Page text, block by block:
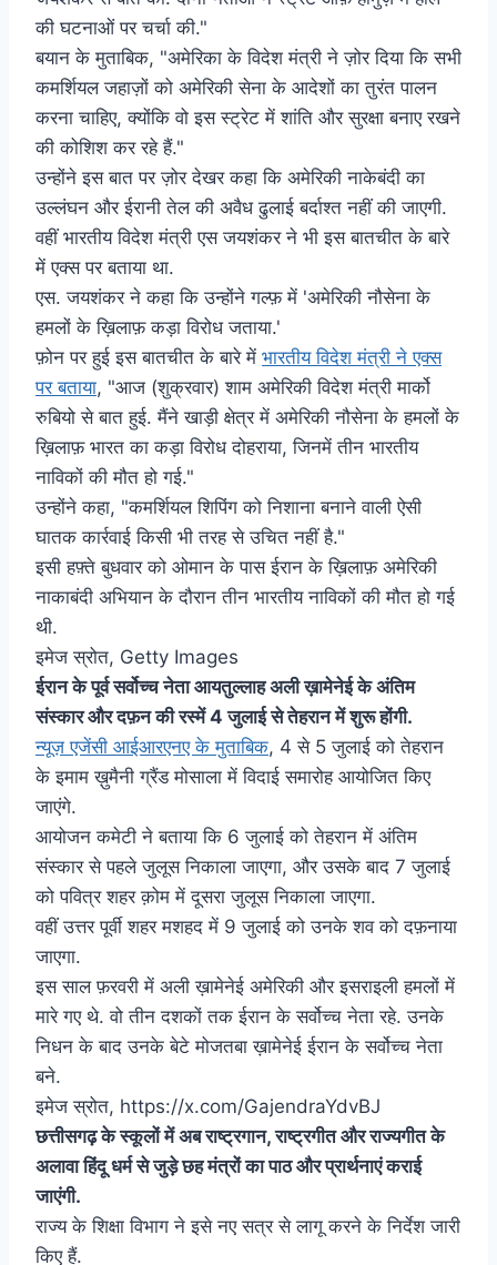
की घटनाओं पर चर्चा की."
बयान के मुताबिक, "अमेरिका के विदेश मंत्री ने ज़ोर दिया कि सभी
कमर्शियल जहाज़ों को अमेरिकी सेना के आदेशों का तुरंत पालन
करना चाहिए, क्योंकि वो इस स्ट्रेट में शांति और सुरक्षा बनाए रखने
की कोशिश कर रहे हैं."
उन्होंने इस बात पर ज़ोर देखर कहा कि अमेरिकी नाकेबंदी का
उल्लंघन और ईरानी तेल की अवैध ढुलाई बर्दाश्त नहीं की जाएगी.
वहीं भारतीय विदेश मंत्री एस जयशंकर ने भी इस बातचीत के बारे
में एक्स पर बताया था.
एस. जयशंकर ने कहा कि उन्होंने गल्फ़ में 'अमेरिकी नौसेना के
हमलों के ख़िलाफ़ कड़ा विरोध जताया.'
फ़ोन पर हुई इस बातचीत के बारे में भारतीय विदेश मंत्री ने एक्स
पर बताया, "आज (शुक्रवार) शाम अमेरिकी विदेश मंत्री मार्को
रुबियो से बात हुई. मैंने खाड़ी क्षेत्र में अमेरिकी नौसेना के हमलों के
ख़िलाफ़ भारत का कड़ा विरोध दोहराया, जिनमें तीन भारतीय
नाविकों की मौत हो गई."
उन्होंने कहा, "कमर्शियल शिपिंग को निशाना बनाने वाली ऐसी
घातक कार्रवाई किसी भी तरह से उचित नहीं है."
इसी हफ़्ते बुधवार को ओमान के पास ईरान के ख़िलाफ़ अमेरिकी
नाकाबंदी अभियान के दौरान तीन भारतीय नाविकों की मौत हो गई
थी.
इमेज स्रोत, Getty Images
ईरान के पूर्व सर्वोच्च नेता आयतुल्लाह अली ख़ामेनेई के अंतिम
संस्कार और दफ़न की रस्में 4 जुलाई से तेहरान में शुरू होंगी.
न्यूज़ एजेंसी आईआरएनए के मुताबिक, 4 से 5 जुलाई को तेहरान
के इमाम ख़ुमैनी ग्रैंड मोसाला में विदाई समारोह आयोजित किए
जाएंगे.
आयोजन कमेटी ने बताया कि 6 जुलाई को तेहरान में अंतिम
संस्कार से पहले जुलूस निकाला जाएगा, और उसके बाद 7 जुलाई
को पवित्र शहर क़ोम में दूसरा जुलूस निकाला जाएगा.
वहीं उत्तर पूर्वी शहर मशहद में 9 जुलाई को उनके शव को दफ़नाया
जाएगा.
इस साल फ़रवरी में अली ख़ामेनेई अमेरिकी और इसराइली हमलों में
मारे गए थे. वो तीन दशकों तक ईरान के सर्वोच्च नेता रहे. उनके
निधन के बाद उनके बेटे मोजतबा ख़ामेनेई ईरान के सर्वोच्च नेता
बने.
इमेज स्रोत, https://x.com/GajendraYdvBJ
छत्तीसगढ़ के स्कूलों में अब राष्ट्रगान, राष्ट्रगीत और राज्यगीत के
अलावा हिंदू धर्म से जुड़े छह मंत्रों का पाठ और प्रार्थनाएं कराई
जाएंगी.
राज्य के शिक्षा विभाग ने इसे नए सत्र से लागू करने के निर्देश जारी
किए हैं.